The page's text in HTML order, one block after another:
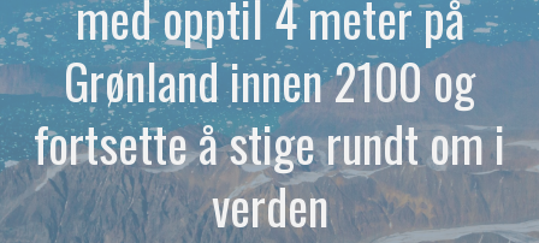
med opptil 4 meter på
Grønland innen 2100 og
fortsette å stige rundt om i
verden